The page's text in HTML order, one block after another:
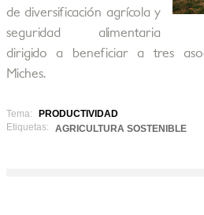
de diversificación agrícola y
seguridad alimentaria
dirigido a beneficiar a tres
Miches.
Tema:
PRODUCTIVIDAD
Etiquetas:
AGRICULTURA SOSTENIBLE